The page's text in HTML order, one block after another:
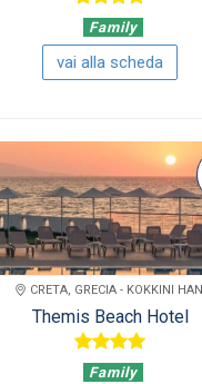
Family
vai alla scheda
CRETA, GRECIA - KOKKINI HANI
Themis Beach Hotel
Family